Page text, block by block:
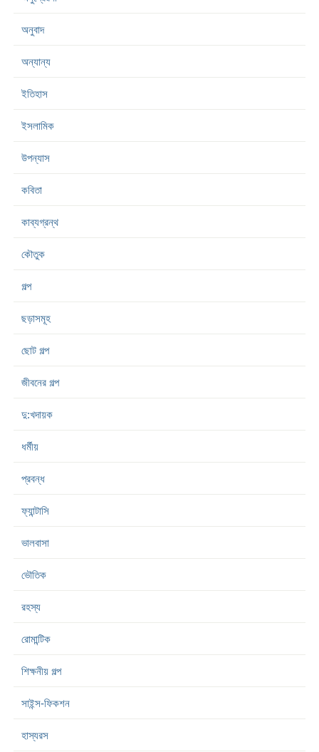
অনুবাদ
অন্যান্য
ইতিহাস
ইসলামিক
উপন্যাস
কবিতা
কাব্যগ্রন্থ
কৌতুক
গল্প
ছড়াসমূহ
ছোট গল্প
জীবনের গল্প
দু:খদায়ক
ধর্মীয়
প্রবন্ধ
ফ্যান্টাসি
ভালবাসা
ভৌতিক
রহস্য
রোমান্টিক
শিক্ষনীয় গল্প
সাইন্স-ফিকশন
হাস্যরস